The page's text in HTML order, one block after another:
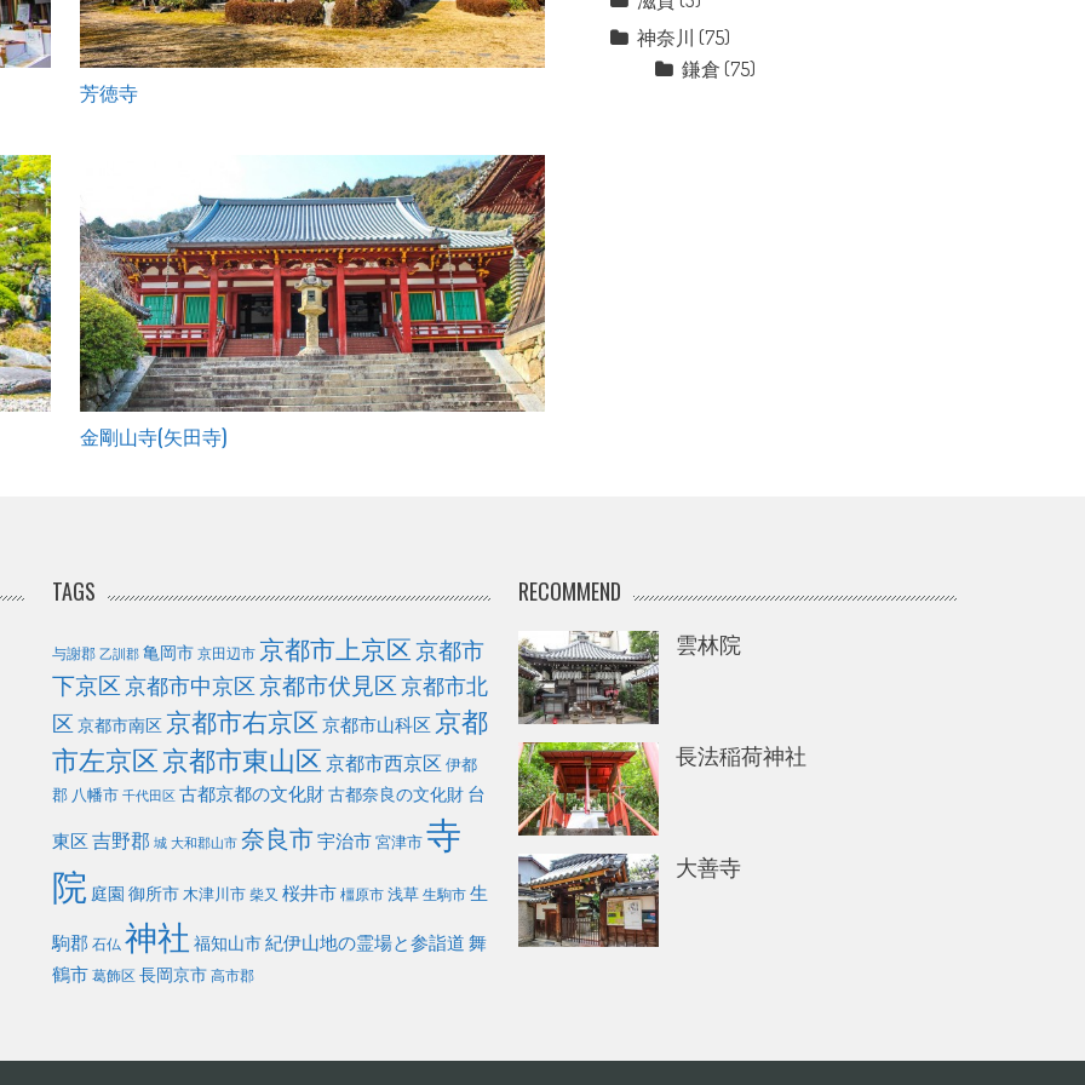
芳徳寺
金剛山寺(矢田寺)
神奈川 (75)
鎌倉 (75)
TAGS
与謝郡 乙訓郡 亀岡市 京田辺市 京都市上京区京都市
下京区京都市中京区京都市伏見区京都市北
区 京都市南区 京都市右京区 京都市山科区 京都
市左京区京都市東山区 京都市西京区 伊都
郡 八幡市 千代田区 古都京都の文化財古都奈良の文化財 台
東区 吉野郡 城 大和郡山市 奈良市宇治市 宮津市 寺
院 庭園 御所市 木津川市 柴又 桜井市 橿原市 浅草 生駒市 生
駒郡 石仏 神社 福知山市紀伊山地の霊場と参詣道 舞
鶴市 葛飾区 長岡京市 高市郡
RECOMMEND
雲林院
長法稲荷神社
大善寺